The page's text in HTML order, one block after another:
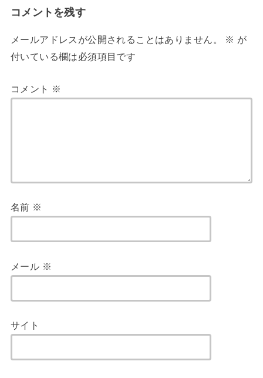
コメントを残す
メールアドレスが公開されることはありません。 ※ が
付いている欄は必須項目です
コメント ※
名前 ※
メール ※
サイト